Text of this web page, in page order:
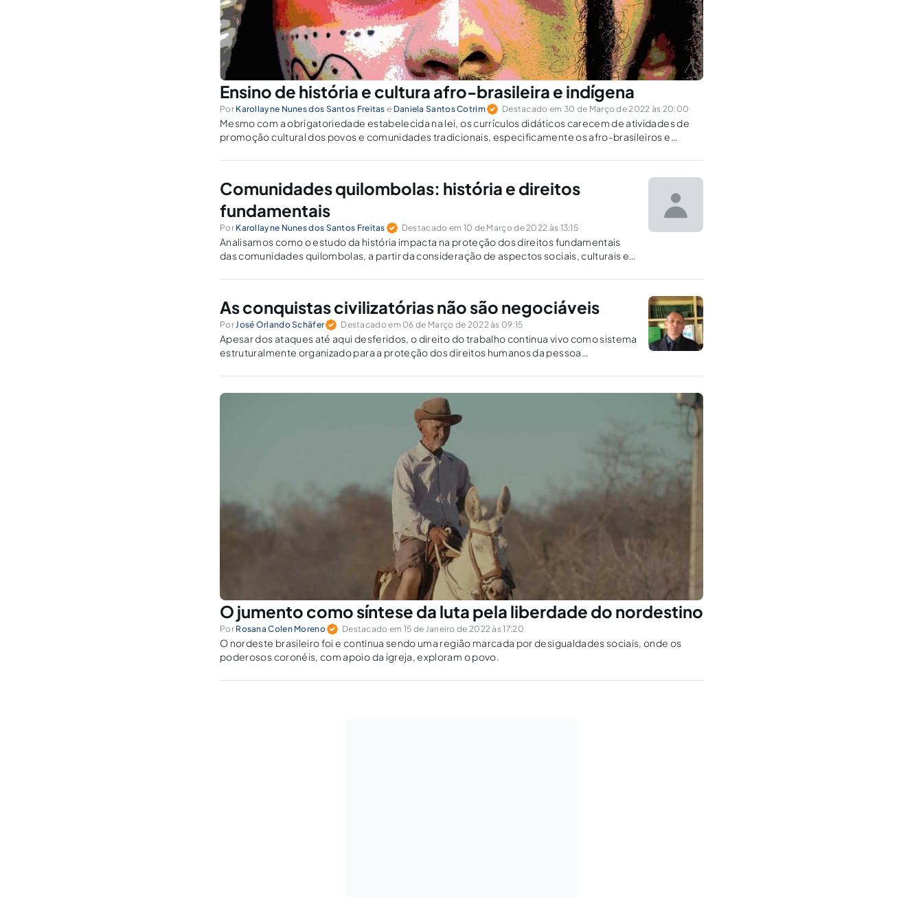
Ensino de história e cultura afro-brasileira e indígena
Por Karollayne Nunes dos Santos Freitas e Daniela Santos Cotrim Destacado em 30 de Março de 2022 às 20:00
Mesmo com a obrigatoriedade estabelecida na lei, os currículos didáticos carecem de atividades de
promoção cultural dos povos e comunidades tradicionais, especificamente os afro-brasileiros e
Comunidades quilombolas: história e direitos
fundamentais
Por Karollayne Nunes dos Santos Freitas Destacado em 10 de Março de 2022 às 13:15
Analisamos como o estudo da história impacta na proteção dos direitos fundamentais
das comunidades quilombolas, a partir da consideração de aspectos sociais, culturais e
As conquistas civilizatórias não são negociáveis
PorJosé Orlando Schäfer Destacado em 06 de Março de 2022 às 09:15
Apesar dos ataques até aqui desferidos, o direito do trabalho continua vivo como sistema
estruturalmente organizado para a proteção dos direitos humanos da pessoa
O jumento como síntese da luta pela liberdade do nordestino
Por Rosana Colen Moreno Destacado em 15 de Janeiro de 2022 às 17:20
O nordeste brasileiro foi e continua sendo uma região marcada por desigualdades sociais, onde os
poderosos coronéis, com apoio da igreja, exploram o povo.